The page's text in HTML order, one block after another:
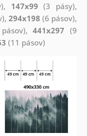
147x99 (3 pásy),
294x198 (6 pásov),
441x297 (9
(11 pásov)